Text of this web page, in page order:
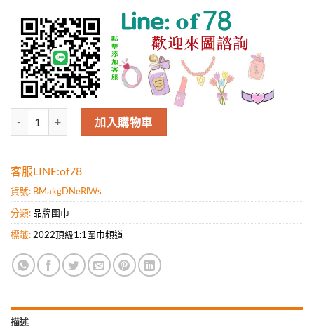
高仿LV男士仿羊絨圍巾，絕對是一條審美不過時的單品！隨便圍都
加入購物車
客服LINE:of78
貨號: BMakgDNeRlWs
分類: 品牌圍巾
標籤: 2022頂級1:1圍巾頻道
描述